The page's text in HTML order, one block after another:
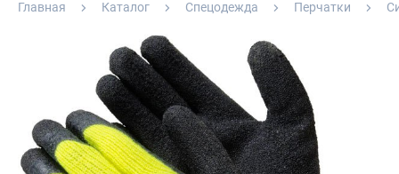
Главная Каталог Спецодежда Перчатки